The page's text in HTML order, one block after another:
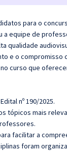
para o
a equipe de
qualidade
e o
curso que
nº 190/2025.
tópicos mais
facilitar a
foram